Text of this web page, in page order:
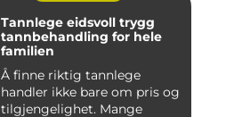
Tannlege eidsvoll trygg
tannbehandling for hele
familien
Å finne riktig tannlege
handler ikke bare om pris og
tilgjengelighet. Mange